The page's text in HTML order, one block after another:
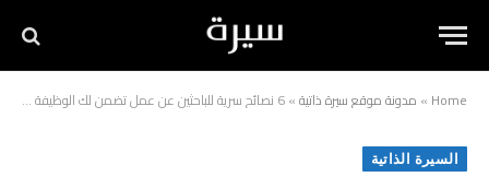
Home
» مدونة موقع سيرة ذاتية»6 نصائح سرية للباحثين عن عمل تضمن لك الوظيفة المثالية!
السيرة الذاتية